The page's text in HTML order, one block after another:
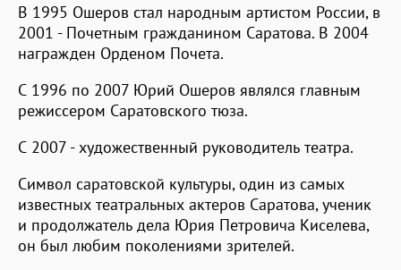
В 1995 Ошеров стал народным артистом России, в
2001 - Почетным гражданином Саратова. В 2004
награжден Орденом Почета.
С 1996 по 2007 Юрий Ошеров являлся главным
режиссером Саратовского тюза.
С 2007 - художественный руководитель театра.
Символ саратовской культуры, один из самых
известных театральных актеров Саратова, ученик
и продолжатель дела Юрия Петровича Киселева,
он был любим поколениями зрителей.